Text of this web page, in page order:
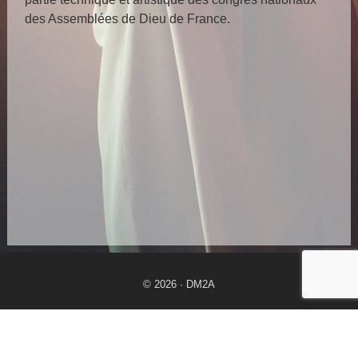
des Assemblées de Dieu de France.
© 2026 · DM2A